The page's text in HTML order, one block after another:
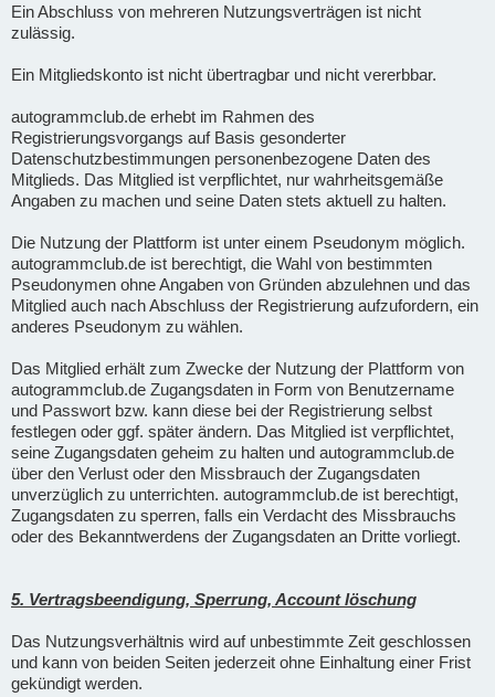
Ein Abschluss von mehreren Nutzungsverträgen ist nicht
zulässig.
Ein Mitgliedskonto ist nicht übertragbar und nicht vererbbar.
autogrammclub.de erhebt im Rahmen des
Registrierungsvorgangs auf Basis gesonderter
Datenschutzbestimmungen personenbezogene Daten des
Mitglieds. Das Mitglied ist verpflichtet, nur wahrheitsgemäße
Angaben zu machen und seine Daten stets aktuell zu halten.
Die Nutzung der Plattform ist unter einem Pseudonym möglich.
autogrammclub.de ist berechtigt, die Wahl von bestimmten
Pseudonymen ohne Angaben von Gründen abzulehnen und das
Mitglied auch nach Abschluss der Registrierung aufzufordern, ein
anderes Pseudonym zu wählen.
Das Mitglied erhält zum Zwecke der Nutzung der Plattform von
autogrammclub.de Zugangsdaten in Form von Benutzername
und Passwort bzw. kann diese bei der Registrierung selbst
festlegen oder ggf. später ändern. Das Mitglied ist verpflichtet,
seine Zugangsdaten geheim zu halten und autogrammclub.de
über den Verlust oder den Missbrauch der Zugangsdaten
unverzüglich zu unterrichten. autogrammclub.de ist berechtigt,
Zugangsdaten zu sperren, falls ein Verdacht des Missbrauchs
oder des Bekanntwerdens der Zugangsdaten an Dritte vorliegt.
5. Vertragsbeendigung, Sperrung, Account löschung
Das Nutzungsverhältnis wird auf unbestimmte Zeit geschlossen
und kann von beiden Seiten jederzeit ohne Einhaltung einer Frist
gekündigt werden.